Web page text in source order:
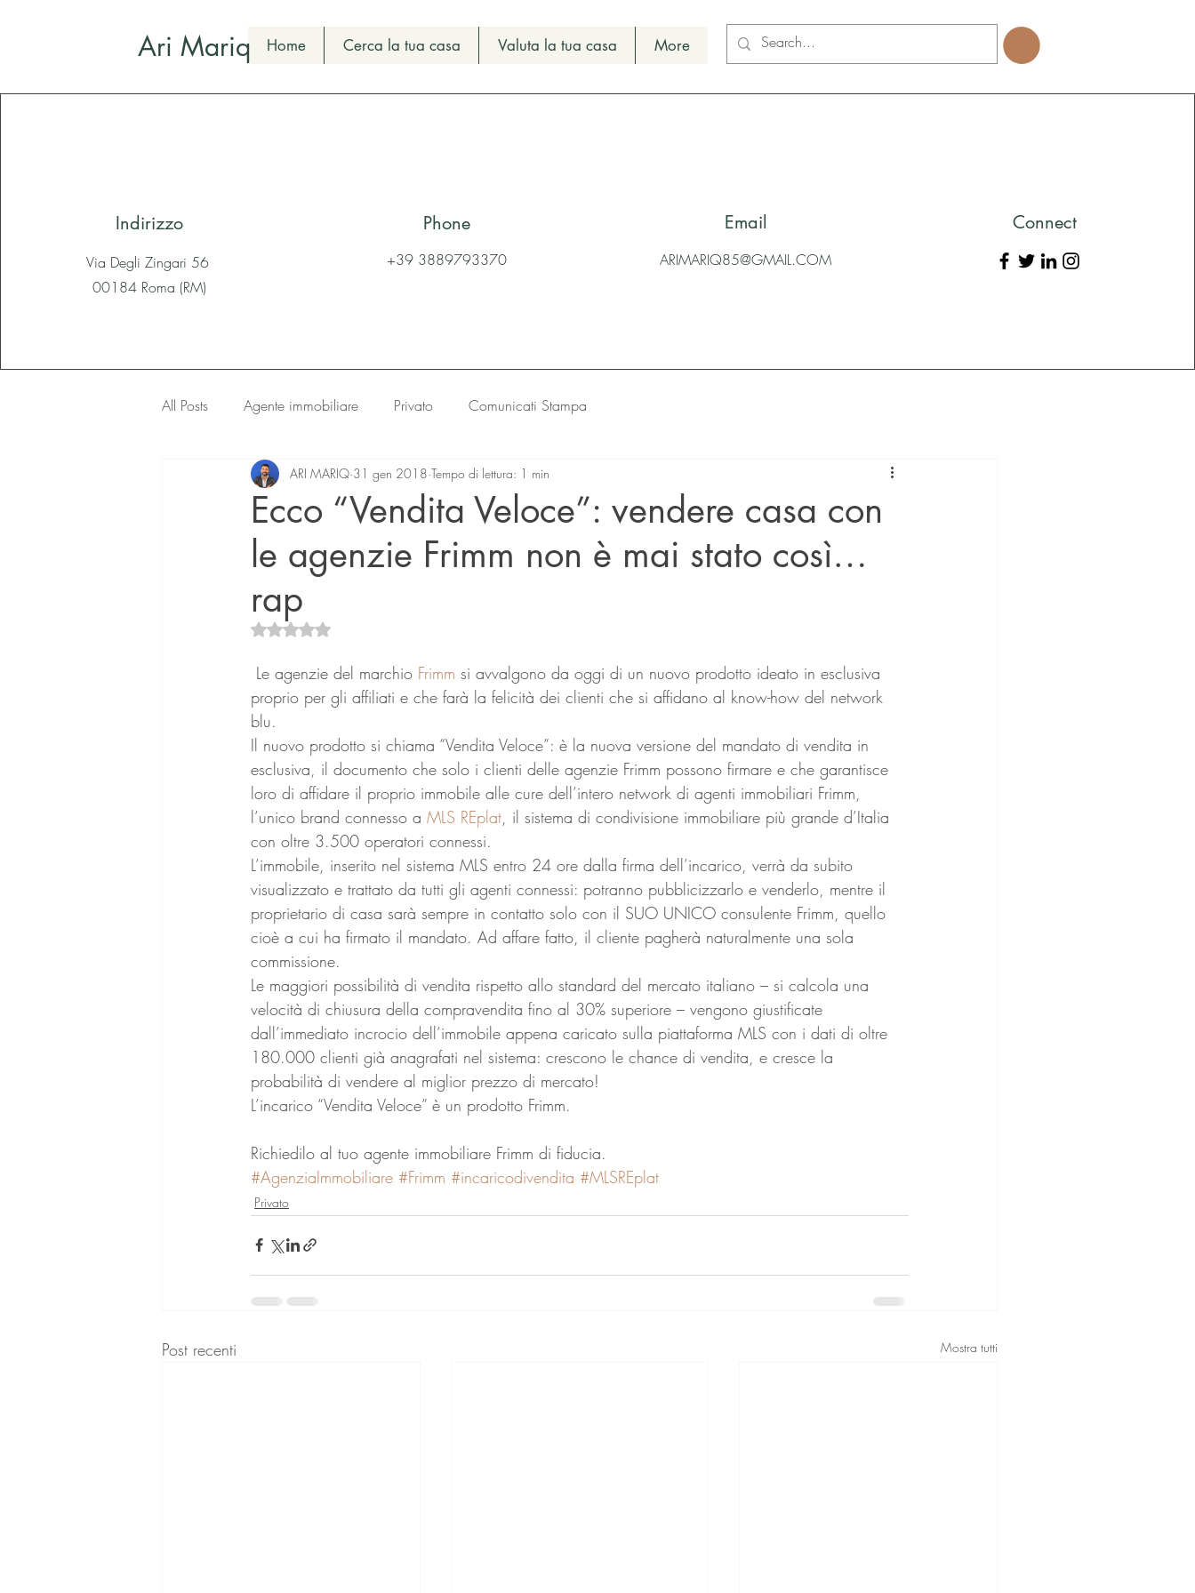
Ari Mariq Home Cerca la tua casa Valuta la tua casa More
Indirizzo
Via Degli Zingari 56
00184 Roma (RM)
Phone
+39 3889793370
Email
ARIMARIQ85@GMAIL.COM
Connect
All Posts Agente immobiliare Privato Comunicati Stampa
Ecco “Vendita Veloce”: vendere casa con
le agenzie Frimm non è mai stato così…
rap
ARI MARIQ 31 gen 2018 Tempo di lettura: 1 min
Valutazione NaN stelle su 5.
Le agenzie del marchio Frimm si avvalgono da oggi di un nuovo prodotto ideato in esclusiva
proprio per gli affiliati e che farà la felicità dei clienti che si affidano al know-how del network
blu.
Il nuovo prodotto si chiama “Vendita Veloce”: è la nuova versione del mandato di vendita in
esclusiva, il documento che solo i clienti delle agenzie Frimm possono firmare e che garantisce
loro di affidare il proprio immobile alle cure dell’intero network di agenti immobiliari Frimm,
l’unico brand connesso a MLS REplat , il sistema di condivisione immobiliare più grande d’Italia
con oltre 3.500 operatori connessi.
L’immobile, inserito nel sistema MLS entro 24 ore dalla firma dell’incarico, verrà da subito
visualizzato e trattato da tutti gli agenti connessi: potranno pubblicizzarlo e venderlo, mentre il
proprietario di casa sarà sempre in contatto solo con il SUO UNICO consulente Frimm, quello
cioè a cui ha firmato il mandato. Ad affare fatto, il cliente pagherà naturalmente una sola
commissione.
Le maggiori possibilità di vendita rispetto allo standard del mercato italiano – si calcola una
velocità di chiusura della compravendita fino al 30% superiore – vengono giustificate
dall’immediato incrocio dell’immobile appena caricato sulla piattaforma MLS con i dati di oltre
180.000 clienti già anagrafati nel sistema: crescono le chance di vendita, e cresce la
probabilità di vendere al miglior prezzo di mercato!
L’incarico “Vendita Veloce” è un prodotto Frimm.
Richiedilo al tuo agente immobiliare Frimm di fiducia.
#AgenziaImmobiliare #Frimm #incaricodivendita #MLSREplat
Privato
Post recenti Mostra tutti